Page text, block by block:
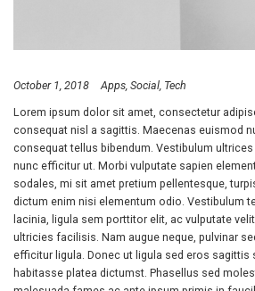
October 1, 2018 Apps Social Tech
Lorem ipsum dolor sit amet, consectetur
consequat nisl a sagittis. Maecenas euismod
consequat tellus bibendum. Vestibulum
nunc efficitur ut. Morbi vulputate sapien
sodales, mi sit amet pretium pellentesque,
dictum enim nisi elementum odio. Vestibulum
lacinia, ligula sem porttitor elit, ac vulputate
ultricies facilisis. Nam augue neque, pulvinar
efficitur ligula. Donec ut ligula sed eros sagittis
habitasse platea dictumst. Phasellus sed